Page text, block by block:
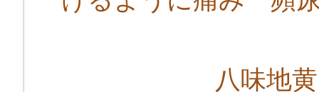
八味地黄丸に